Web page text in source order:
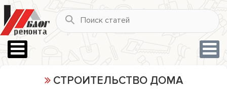
СТРОИТЕЛЬСТВО ДОМА